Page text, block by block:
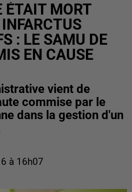
ÉTAIT MORT
: LE SAMU DE
EN CAUSE
vient de
commise par le
dans la gestion d'un
à 16h07